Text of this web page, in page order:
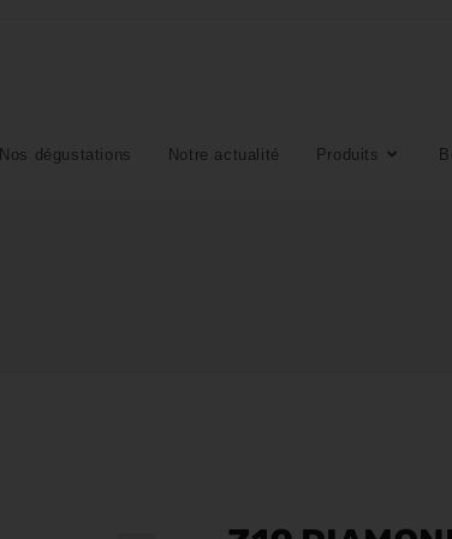
Nos dégustations Notre actualité Produits